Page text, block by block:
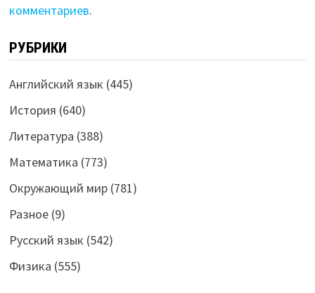
комментариев.
РУБРИКИ
Английский язык (445)
История (640)
Литература (388)
Математика (773)
Окружающий мир(781)
Разное(9)
Русский язык (542)
Физика (555)